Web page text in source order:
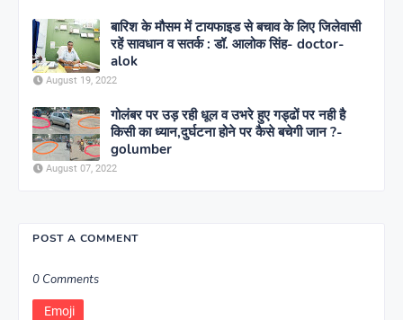
बारिश के मौसम में टायफाइड से बचाव के लिए जिलेवासी
रहें सावधान व सतर्क : डॉ. आलोक सिंह- doctor-
alok
August 19, 2022
गोलंबर पर उड़ रही धूल व उभरे हुए गड्ढों पर नही है
किसी का ध्यान,दुर्घटना होने पर कैसे बचेगी जान ?-
golumber
August 07, 2022
POST A COMMENT
0 Comments
Emoji